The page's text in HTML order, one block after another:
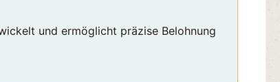
und ermöglicht präzise Belohnung